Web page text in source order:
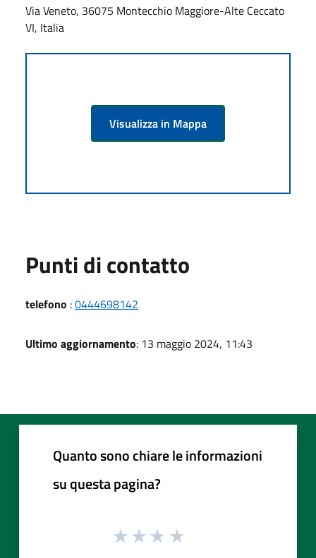
Via Veneto, 36075 Montecchio Maggiore-Alte Ceccato
VI, Italia
Visualizza in Mappa
Punti di contatto
telefono :0444698142
Ultimo aggiornamento: 13 maggio 2024, 11:43
Quanto sono chiare le informazioni
su questa pagina?